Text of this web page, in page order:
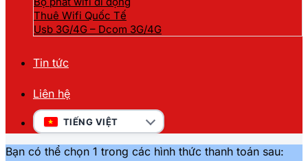
Thuê Wifi Quốc Tế
Usb 3G/4G – Dcom 3G/4G
Tin tức
Liên hệ
TIẾNG VIỆT
Bạn có thể chọn 1 trong các hình thức thanh toán sau: